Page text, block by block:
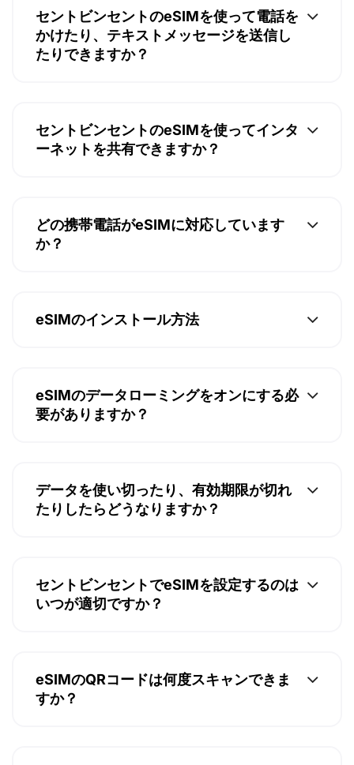
セントビンセントのeSIMを使って電話を
かけたり、テキストメッセージを送信し
たりできますか？
セントビンセントのeSIMを使ってインタ
ーネットを共有できますか？
どの携帯電話がeSIMに対応しています
か？
eSIMのインストール方法
eSIMのデータローミングをオンにする必
要がありますか？
データを使い切ったり、有効期限が切れ
たりしたらどうなりますか？
セントビンセントでeSIMを設定するのは
いつが適切ですか？
eSIMのQRコードは何度スキャンできま
すか？